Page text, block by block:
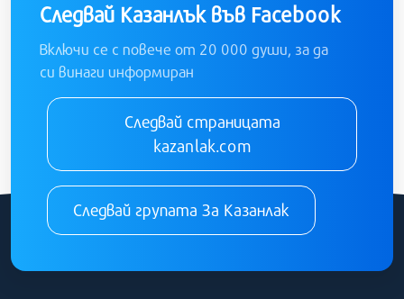
Следвай Казанлък във Facebook
Включи се с повече от 20 000 души, за да
си винаги информиран
Следвай страницата
kazanlak.com
Следвай групата За Казанлак